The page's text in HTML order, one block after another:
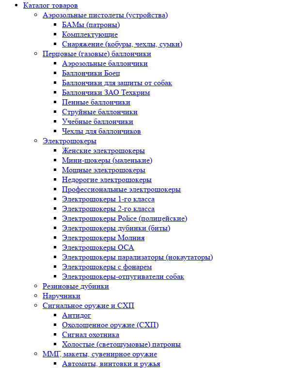
Каталог товаров
Аэрозольные пистолеты (устройства)
БАМы (патроны)
Комплектующие
Снаряжение (кобуры, чехлы, сумки)
Перцовые (газовые) баллончики
Аэрозольные баллончики
Баллончики Боец
Баллончики для защиты от собак
Баллончики ЗАО Техкрим
Пенные баллончики
Струйные баллончики
Учебные баллончики
Чехлы для баллончиков
Электрошокеры
Женские электрошокеры
Мини-шокеры (маленькие)
Мощные электрошокеры
Недорогие электрошокеры
Профессиональные электрошокеры
Электрошокеры 1-го класса
Электрошокеры 2-го класса
Электрошокеры Police (полицейские)
Электрошокеры дубинки (биты)
Электрошокеры Молния
Электрошокеры ОСА
Электрошокеры парализаторы (нокаутаторы)
Электрошокеры с фонарем
Электрошокеры-отпугиватели собак
Резиновые дубинки
Наручники
Сигнальное оружие и СХП
Антидог
Охолощенное оружие (СХП)
Сигнал охотника
Холостые (светошумовые) патроны
ММГ, макеты, сувенирное оружие
Автоматы, винтовки и ружья